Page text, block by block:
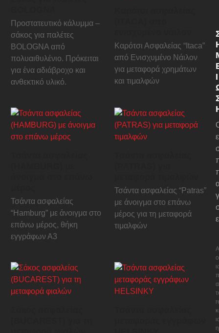
Προστατευτικό κάλυμμα –
σάκος για παλέτες
BOLOGNA από
πολυαιθυλένιο. Πρόκειται
για ένα αδιάβροχο και
ανθεκτικό υλικό.
Καρότσι Ασφαλείας “Itaca”
από Ενισχυμένο Νάιλον
για μεταφορά χρημάτων
και τιμαλφών
Τσάντα ασφαλείας
“Hamburg” με άνοιγμα στο
επάνω μέρος, θήκη
εγγράφων Α3
Τσάντα ασφαλείας “Patras”
με άνοιγμα στο επάνω
μέρος για τη μεταφορά
τιμαλφών
Ί
ο
η